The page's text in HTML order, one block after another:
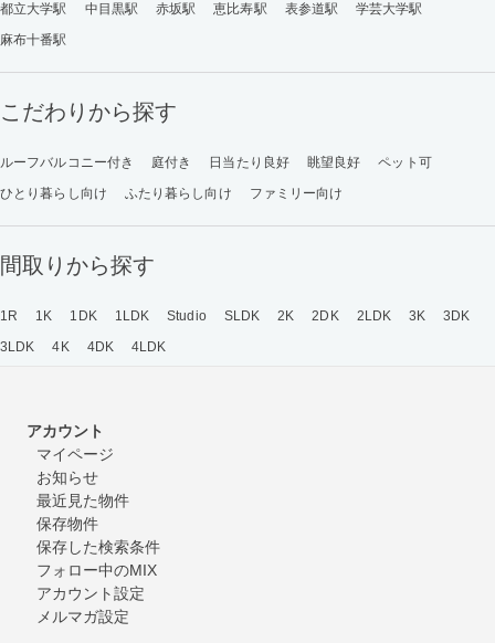
都立大学駅
中目黒駅 赤坂駅 恵比寿駅 表参道駅
学芸大学駅
麻布十番駅
こだわりから探す
ルーフバルコニー付き 庭付き 日当たり良好 眺望良好
ペット可
ひとり暮らし向け
ふたり暮らし向け ファミリー向け
間取りから探す
1R 1K 1DK 1LDK Studio SLDK 2K 2DK 2LDK 3K
3DK
3LDK
4K 4DK 4LDK
アカウント
マイページ
お知らせ
最近見た物件
保存物件
保存した検索条件
フォロー中のMIX
アカウント設定
メルマガ設定